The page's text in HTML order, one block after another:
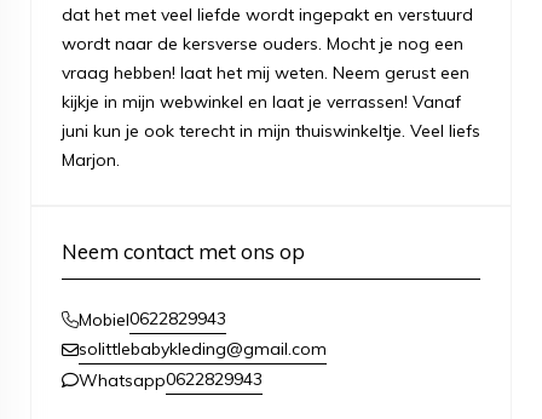
dat het met veel liefde wordt ingepakt en verstuurd
wordt naar de kersverse ouders. Mocht je nog een
vraag hebben! laat het mij weten. Neem gerust een
kijkje in mijn webwinkel en laat je verrassen! Vanaf
juni kun je ook terecht in mijn thuiswinkeltje. Veel liefs
Marjon.
Neem contact met ons op
Mobiel0622829943
solittlebabykleding@gmail.com
Whatsapp0622829943